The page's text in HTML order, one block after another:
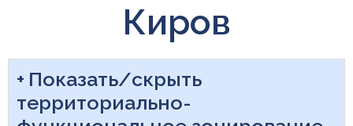
Киров
Показать/скрыть
территориально-